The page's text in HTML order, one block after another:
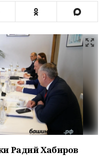
Радий Хабиров